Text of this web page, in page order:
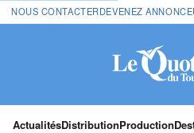
NOUS CONTACTERDEVENEZ
ActualitésDistributionProduction